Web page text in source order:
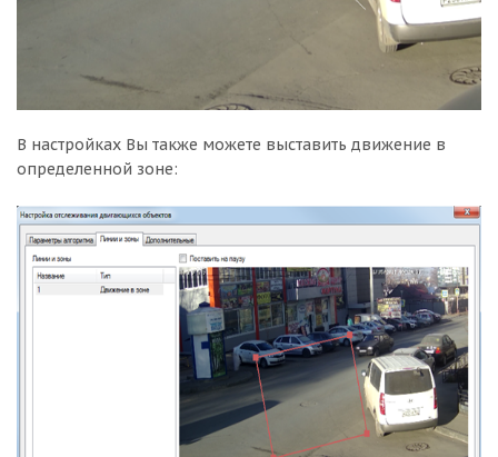
В настройках Вы также можете выставить движение в
определенной зоне: